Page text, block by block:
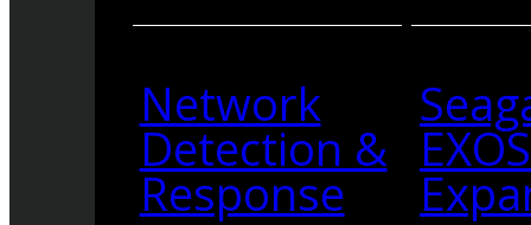
Network
Detection &
Response
EXOS